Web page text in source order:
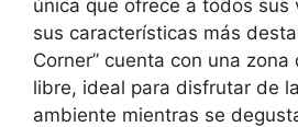
única que ofrece a todos sus
sus características más
Corner” cuenta con una
libre, ideal para disfrutar de
ambiente mientras se